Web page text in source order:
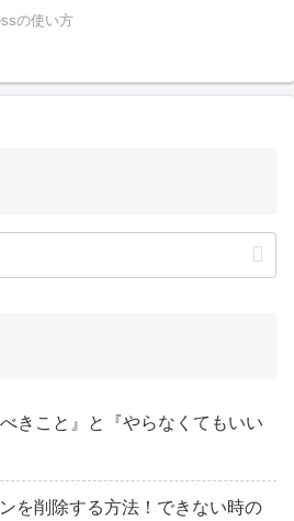
の使い方
きこと』と『やらなくてもいい
を削除する方法！できない時の